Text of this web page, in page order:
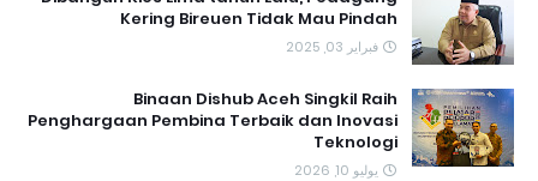
Kering Bireuen Tidak Mau Pindah
فبراير 03, 2025
Binaan Dishub Aceh Singkil Raih
Penghargaan Pembina Terbaik dan Inovasi
Teknologi
يوليو 10, 2026